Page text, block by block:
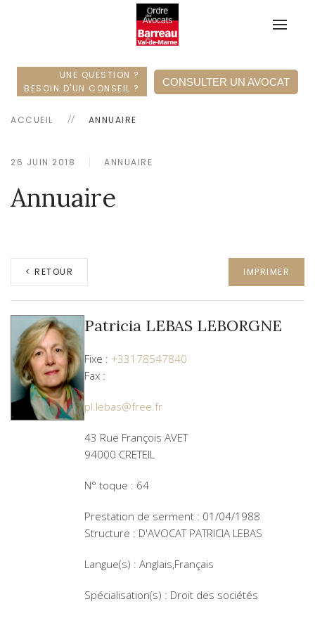
UNE QUESTION ?
BESOIN D'UN CONSEIL ?
CONSULTER UN AVOCAT
ACCUEIL ANNUAIRE
26 JUIN 2018 ANNUAIRE
Annuaire
< RETOUR IMPRIMER
Patricia LEBAS LEBORGNE
Fixe : +33178547840
Fax :
pl.lebas@free.fr
43 Rue François AVET
94000 CRETEIL
N° toque : 64
Prestation de serment : 01/04/1988
Structure : D'AVOCAT PATRICIA LEBAS
Langue(s) : Anglais,Français
Spécialisation(s) : Droit des sociétés